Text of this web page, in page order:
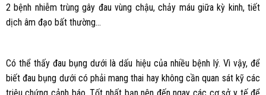
2 bệnh nhiễm trùng gây đau vùng chậu, chảy máu giữa kỳ kinh, tiết
dịch âm đạo bất thường…
Có thể thấy đau bụng dưới là dấu hiệu của nhiều bệnh lý. Vì vậy, để
biết đau bụng dưới có phải mang thai hay không cần quan sát kỹ các